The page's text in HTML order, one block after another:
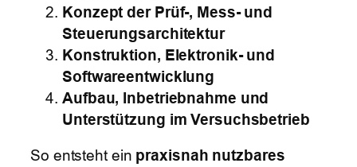
Konzept der Prüf-, Mess- und
Steuerungsarchitektur
Konstruktion, Elektronik- und
Softwareentwicklung
Aufbau, Inbetriebnahme und
Unterstützung im Versuchsbetrieb
So entsteht ein praxisnah nutzbares